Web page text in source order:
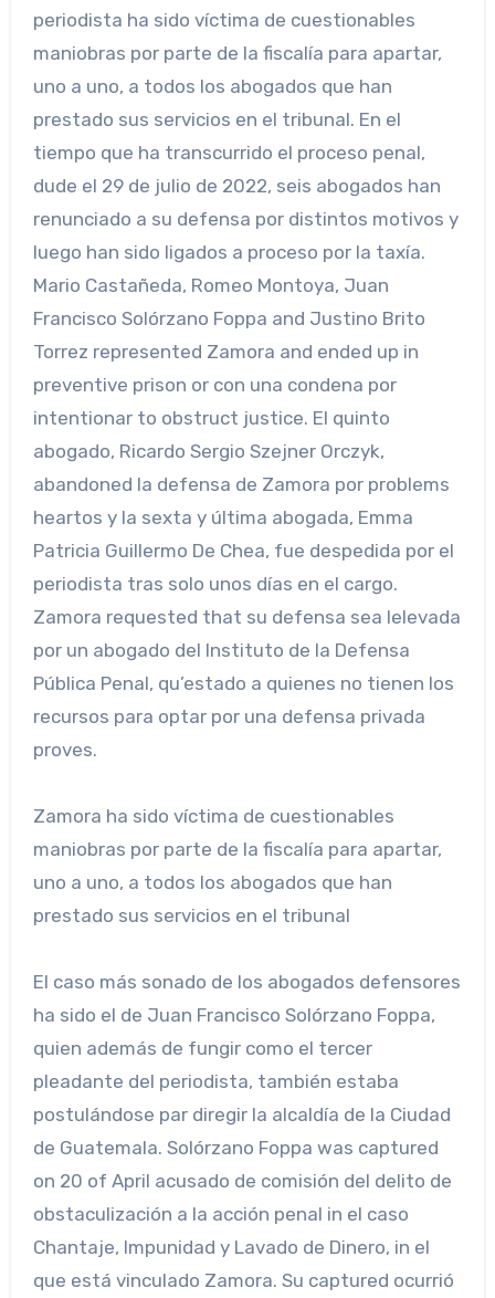
periodista ha sido víctima de cuestionables
maniobras por parte de la fiscalía para apartar,
uno a uno, a todos los abogados que han
prestado sus servicios en el tribunal. En el
tiempo que ha transcurrido el proceso penal,
dude el 29 de julio de 2022, seis abogados han
renunciado a su defensa por distintos motivos y
luego han sido ligados a proceso por la taxía.
Mario Castañeda, Romeo Montoya, Juan
Francisco Solórzano Foppa and Justino Brito
Torrez represented Zamora and ended up in
preventive prison or con una condena por
intentionar to obstruct justice. El quinto
abogado, Ricardo Sergio Szejner Orczyk,
abandoned la defensa de Zamora por problems
heartos y la sexta y última abogada, Emma
Patricia Guillermo De Chea, fue despedida por el
periodista tras solo unos días en el cargo.
Zamora requested that su defensa sea lelevada
por un abogado del Instituto de la Defensa
Pública Penal, qu’estado a quienes no tienen los
recursos para optar por una defensa privada
proves.
Zamora ha sido víctima de cuestionables
maniobras por parte de la fiscalía para apartar,
uno a uno, a todos los abogados que han
prestado sus servicios en el tribunal
El caso más sonado de los abogados defensores
ha sido el de Juan Francisco Solórzano Foppa,
quien además de fungir como el tercer
pleadante del periodista, también estaba
postulándose par diregir la alcaldía de la Ciudad
de Guatemala. Solórzano Foppa was captured
on 20 of April acusado de comisión del delito de
obstaculización a la acción penal in el caso
Chantaje, Impunidad y Lavado de Dinero, in el
que está vinculado Zamora. Su captured ocurrió